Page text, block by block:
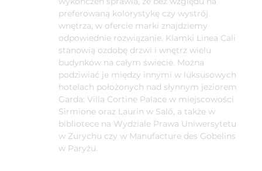
preferowaną kolorystykę czy wystrój
wnętrza, w ofercie marki znajdziemy
odpowiednie rozwiązanie. Klamki Linea Cali
stanowią ozdobę drzwi i wnętrz wielu
budynków na całym świecie. Można
podziwiać je między innymi w luksusowych
hotelach położonych nad słynnym jeziorem
Garda: Villa Cortine Palace w miejscowości
Sirmione oraz Laurin w Saló, a także w
bibliotece na Wydziale Prawa Uniwersytetu
w Zurychu czy w Manufacture des Gobelins
w Paryżu.